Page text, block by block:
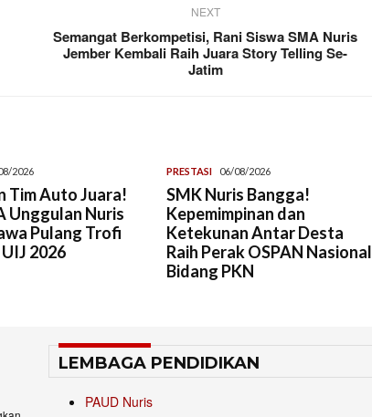
NEXT
Semangat Berkompetisi, Rani Siswa SMA Nuris
Jember Kembali Raih Juara Story Telling Se-
Jatim
2026
Tim Auto Juara!
Unggulan Nuris
Pulang Trofi
2026
PRESTASI 06/08/2026
SMK Nuris Bangga!
Kepemimpinan dan
Ketekunan Antar Desta
Raih Perak OSPAN Nasional
Bidang PKN
LEMBAGA PENDIDIKAN
PAUD Nuris